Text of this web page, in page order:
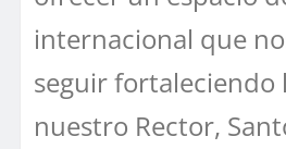
internacional que
seguir fortaleciendo
nuestro Rector,